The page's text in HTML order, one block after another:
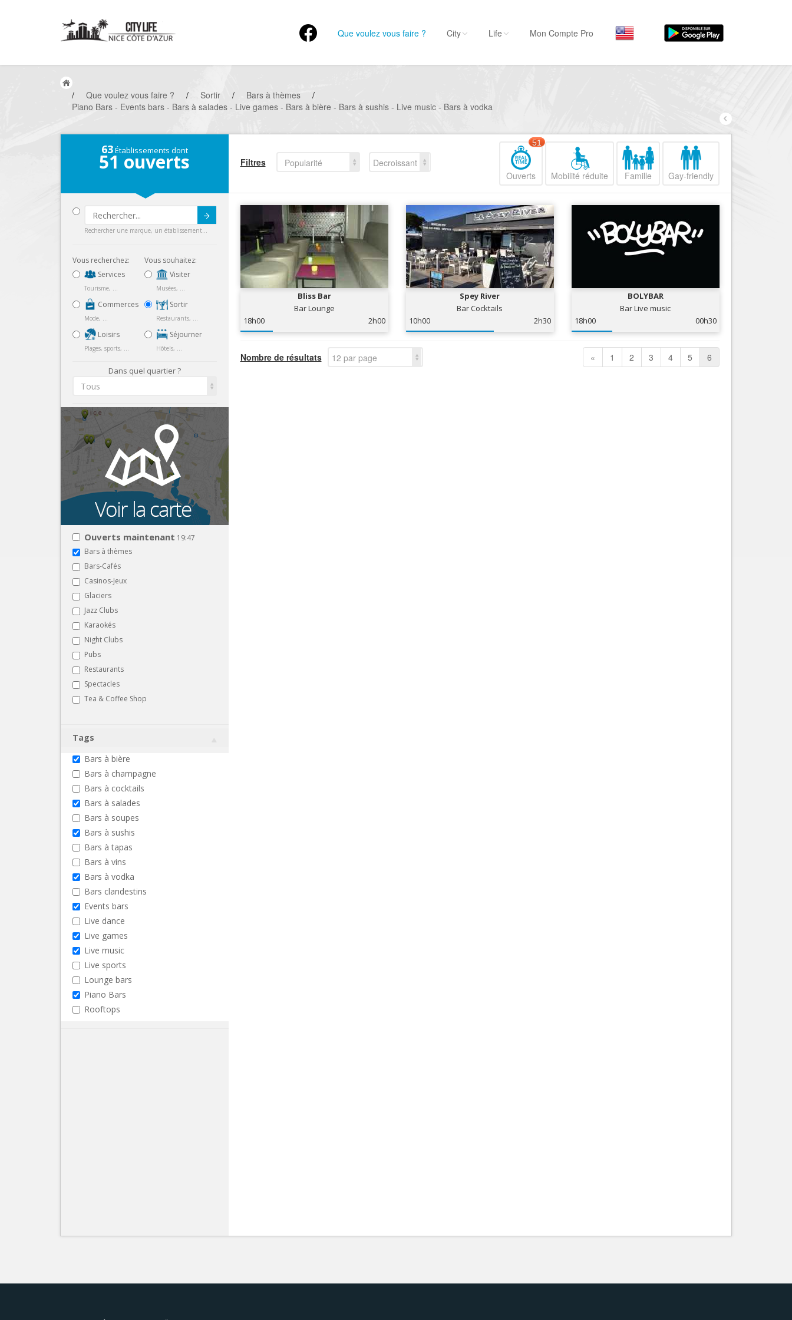
Que voulez vous faire ?
Musées, ...
Sortir
Mode, ...
Loisirs
Nice Promenade du
Nice le Port
Nice le Vieux Nice
Nice le petit Marais Niçois
City Life Mon Compte Pro
/ Que voulez vous faire ? / Sortir / Bars à thèmes
/
Piano Bars - Events bars - Bars à salades - Live games - Bars à bière - Bars à sushis - Live music - Bars à vodka
63Établissements dont
51 ouverts
Rechercher une marque, un établissement...
Vous recherchez:
Services
Tourisme, ...
Commerces
Mode, ...
Loisirs
Plages, sports, ...
Vous souhaitez:
Visiter
Musées, ...
Sortir
Restaurants, ...
Séjourner
Hôtels, ...
Dans quel quartier ?
Tous
Ouverts maintenant 19:47
Bars à thèmes
Bars-Cafés
Casinos-Jeux
Glaciers
Jazz Clubs
Karaokés
Night Clubs
Pubs
Restaurants
Spectacles
Tea & Coffee Shop
Tags
Bars à bière
Bars à champagne
Bars à cocktails
Bars à salades
Bars à soupes
Bars à sushis
Bars à tapas
Bars à vins
Bars à vodka
Bars clandestins
Events bars
Live dance
Live games
Live music
Live sports
Lounge bars
Piano Bars
Rooftops
Filtres Popularité
Decroissant
Ouverts
51
Mobilité réduite Famille Gay-friendly
Bliss Bar
Bar Lounge
18h00
2h00
Spey River
Bar Cocktails
10h00
2h30
BOLYBAR
Bar Live music
18h00
00h30
Nombre de résultats 12 par page « 1 2 3 4 5 6